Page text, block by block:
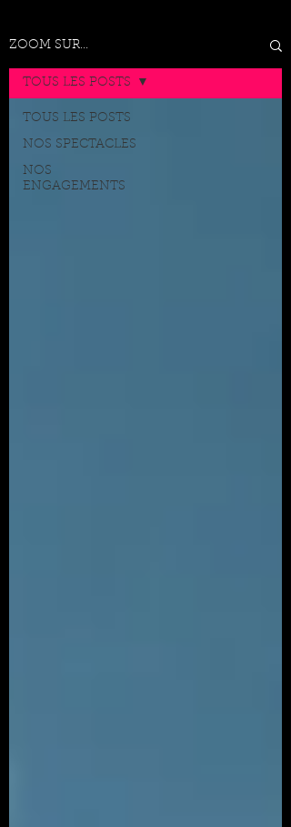
ZOOM SUR...
TOUS LES POSTS
NOS SPECTACLES
NOS
ENGAGEMENTS
TOUS LES POSTS